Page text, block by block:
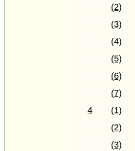
(2)
(3)
(4)
(5)
(6)
(7)
4
(1)
(2)
(3)